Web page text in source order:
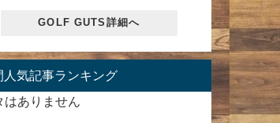
GOLF GUTS詳細へ
人気記事ランキング
はありません